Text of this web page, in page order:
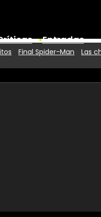
Entradas
Premios
Final Spider-Man Las